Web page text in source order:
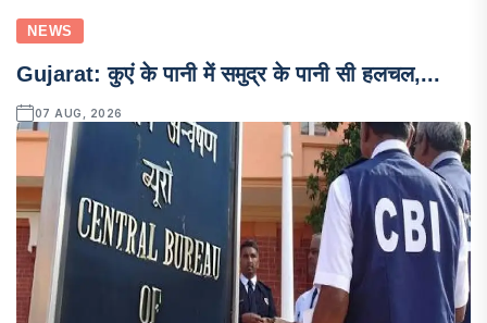
NEWS
Gujarat: कुएं के पानी में समुद्र के पानी सी हलचल,...
07 AUG, 2026